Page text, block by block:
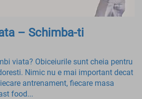
– Schimba-ti
viata? Obiceiurile sunt cheia pentru
Nimic nu e mai important decat
antrenament, fiecare masa
food...